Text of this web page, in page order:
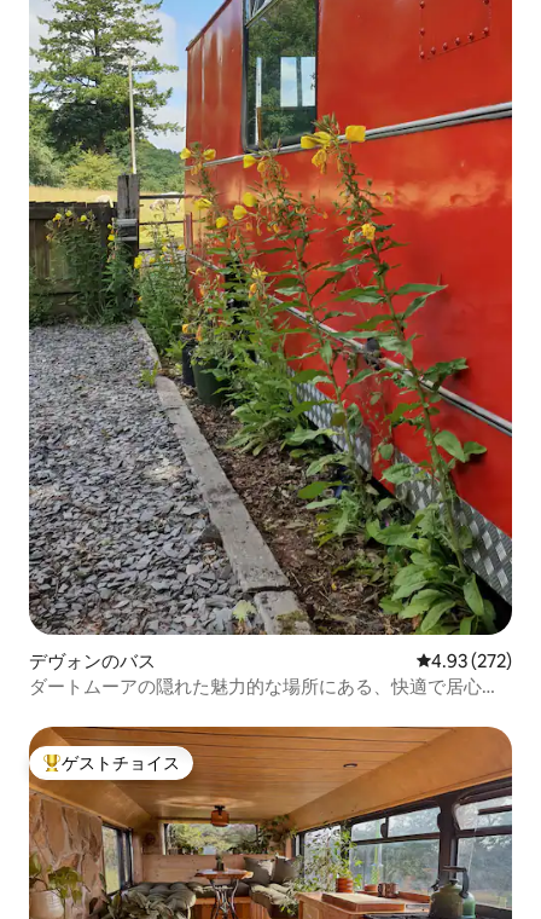
デヴォンのバス レビュー272
4.93 (272)
ダートムーアの隠れた魅力的な場所にある、快適で居心地
大好評のゲストチョイスです。
ゲストチョイス